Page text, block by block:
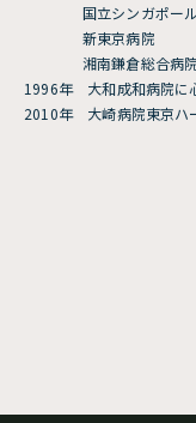
【監
医の
第
国立シンガポール
新東京病院
湘南鎌倉総合病院
1996年 大和成和病院に
2010年 大崎病院東京ハ